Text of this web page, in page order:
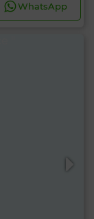
WhatsApp